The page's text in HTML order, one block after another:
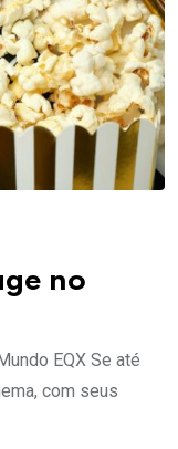
no
EQX Se até
com seus